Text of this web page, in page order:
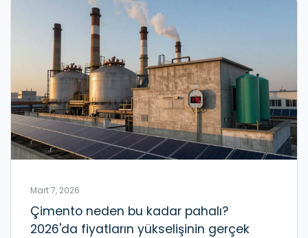
Mart 7, 2026
Çimento neden bu kadar pahalı?
2026'da fiyatların yükselişinin gerçek